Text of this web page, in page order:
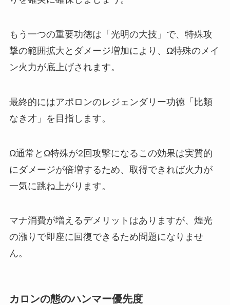
もう一つの重要功徳は「光明の大技」で、特殊攻
撃の範囲拡大とダメージ増加により、Ω特殊のメイ
ン火力が底上げされます。
最終的にはアポロンのレジェンダリー功徳「比類
なき才」を目指します。
Ω通常とΩ特殊が2回攻撃になるこの効果は実質的
にダメージが倍増するため、取得できれば火力が
一気に跳ね上がります。
マナ消費が増えるデメリットはありますが、煌光
の漲りで即座に回復できるため問題になりませ
ん。
カロンの態のハンマー優先度